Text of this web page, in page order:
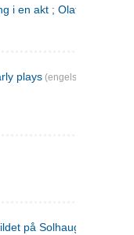
i en akt ; Olaf Liljekrans :
plays (engelsk)
på Solhaug ; Olaf